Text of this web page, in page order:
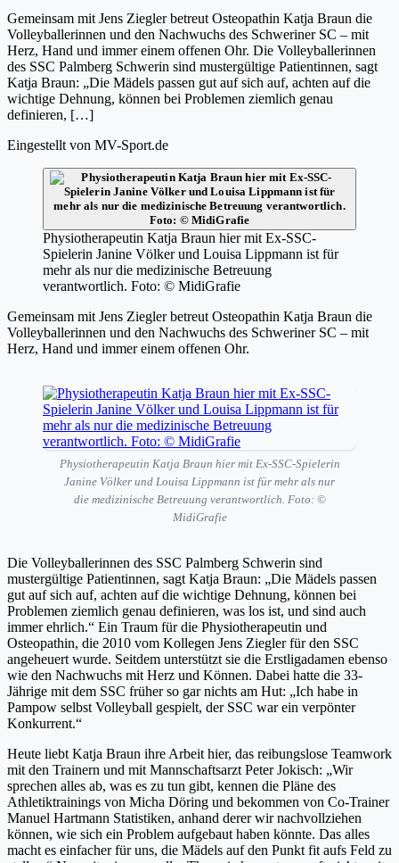
Gemeinsam mit Jens Ziegler betreut Osteopathin Katja Braun die
Volleyballerinnen und den Nachwuchs des Schweriner SC – mit
Herz, Hand und immer einem offenen Ohr. Die Volleyballerinnen
des SSC Palmberg Schwerin sind mustergültige Patientinnen, sagt
Katja Braun: „Die Mädels passen gut auf sich auf, achten auf die
wichtige Dehnung, können bei Problemen ziemlich genau
definieren, […]
Eingestellt von MV-Sport.de
Physiotherapeutin Katja Braun hier mit Ex-SSC-
Spielerin Janine Völker und Louisa Lippmann ist für
mehr als nur die medizinische Betreuung
verantwortlich. Foto: © MidiGrafie
Gemeinsam mit Jens Ziegler betreut Osteopathin Katja Braun die
Volleyballerinnen und den Nachwuchs des Schweriner SC – mit
Herz, Hand und immer einem offenen Ohr.
Physiotherapeutin Katja Braun hier mit Ex-SSC-Spielerin
Janine Völker und Louisa Lippmann ist für mehr als nur
die medizinische Betreuung verantwortlich. Foto: ©
MidiGrafie
Die Volleyballerinnen des SSC Palmberg Schwerin sind
mustergültige Patientinnen, sagt Katja Braun: „Die Mädels passen
gut auf sich auf, achten auf die wichtige Dehnung, können bei
Problemen ziemlich genau definieren, was los ist, und sind auch
immer ehrlich.“ Ein Traum für die Physiotherapeutin und
Osteopathin, die 2010 vom Kollegen Jens Ziegler für den SSC
angeheuert wurde. Seitdem unterstützt sie die Erstligadamen ebenso
wie den Nachwuchs mit Herz und Können. Dabei hatte die 33-
Jährige mit dem SSC früher so gar nichts am Hut: „Ich habe in
Pampow selbst Volleyball gespielt, der SSC war ein verpönter
Konkurrent.“
Heute liebt Katja Braun ihre Arbeit hier, das reibungslose Teamwork
mit den Trainern und mit Mannschaftsarzt Peter Jokisch: „Wir
sprechen alles ab, was es zu tun gibt, kennen die Pläne des
Athletiktrainings von Micha Döring und bekommen von Co-Trainer
Manuel Hartmann Statistiken, anhand derer wir nachvollziehen
können, wie sich ein Problem aufgebaut haben könnte. Das alles
macht es einfacher für uns, die Mädels auf den Punkt fit aufs Feld zu